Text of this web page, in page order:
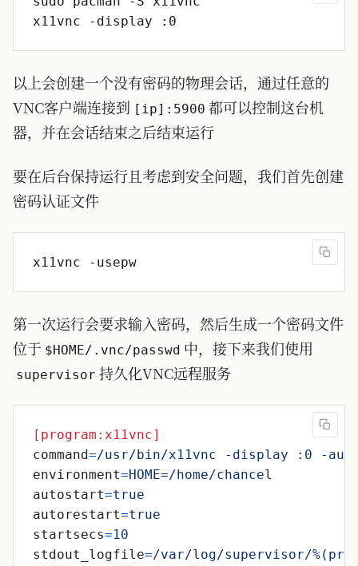
以上会创建一个没有密码的物理会话，通过任意的
VNC客户端连接到 [ip]:5900 都可以控制这台机
器，并在会话结束之后结束运行
要在后台保持运行且考虑到安全问题，我们首先创建
密码认证文件
第一次运行会要求输入密码，然后生成一个密码文件
位于 $HOME/.vnc/passwd 中，接下来我们使用
supervisor 持久化VNC远程服务
[program:x11vnc]
command=/usr/bin/x11vnc -display :0 -
environment=HOME=/home/chancel
autostart=true
autorestart=true
startsecs=10
stdout_logfile=/var/log/supervisor/